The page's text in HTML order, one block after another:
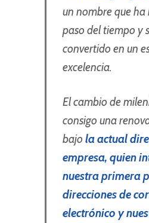
un nombre que ha
paso del tiempo y
convertido en un
excelencia.
El cambio de
consigo una
bajo la actual
empresa, quien
nuestraprimera
direcciones de
electrónico y